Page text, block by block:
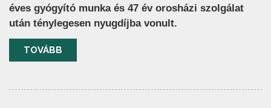
éves gyógyító munka és 47 év orosházi szolgálat
után ténylegesen nyugdíjba vonult.
TOVÁBB